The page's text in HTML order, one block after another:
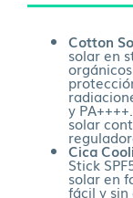
Cotton
solar en
y
solar
Cica
Stick
solar en
fácil y